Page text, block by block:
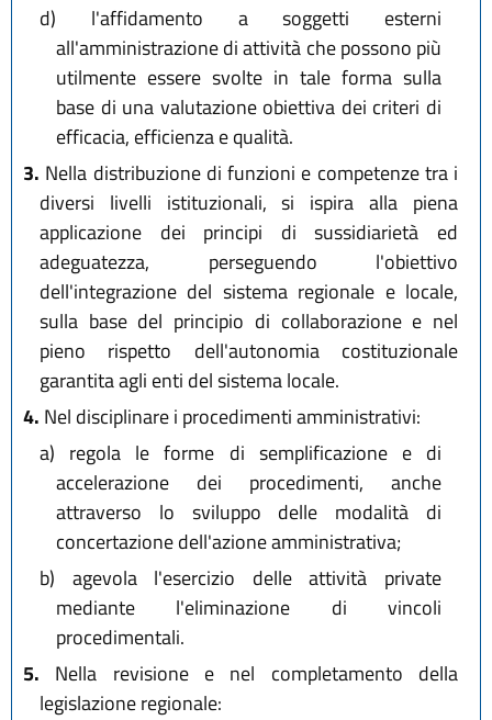
d) l'affidamento a soggetti esterni
all'amministrazione di attività che possono più
utilmente essere svolte in tale forma sulla
base di una valutazione obiettiva dei criteri di
efficacia, efficienza e qualità.
3. Nella distribuzione di funzioni e competenze tra i
diversi livelli istituzionali, si ispira alla piena
applicazione dei principi di sussidiarietà ed
adeguatezza, perseguendo l'obiettivo
dell'integrazione del sistema regionale e locale,
sulla base del principio di collaborazione e nel
pieno rispetto dell'autonomia costituzionale
garantita agli enti del sistema locale.
4. Nel disciplinare i procedimenti amministrativi:
a) regola le forme di semplificazione e di
accelerazione dei procedimenti, anche
attraverso lo sviluppo delle modalità di
concertazione dell'azione amministrativa;
b) agevola l'esercizio delle attività private
mediante l'eliminazione di vincoli
procedimentali.
5. Nella revisione e nel completamento della
legislazione regionale: